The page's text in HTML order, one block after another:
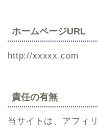
ホームページURL
http://xxxxx.com
責任の有無
当サイトは、アフィ